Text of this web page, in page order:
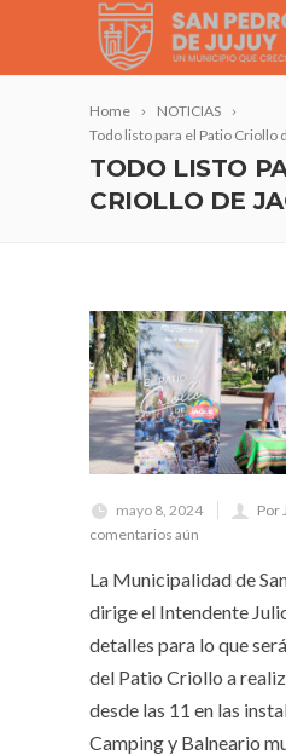
Home
NOTICIAS
Todo listo para el Patio Criollo
TODO LISTO
CRIOLLO DE
mayo 8, 2024 Por
comentarios aún
La Municipalidad de
dirige el Intendente
detalles para lo que
del Patio Criollo a
desde las 11 en las
Camping y Balneario